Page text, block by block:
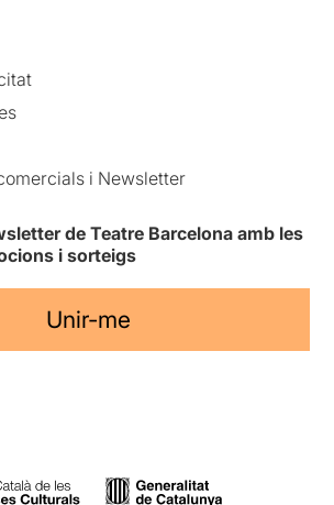
i Newsletter
de Teatre Barcelona amb les
i sorteigs
Unir-me